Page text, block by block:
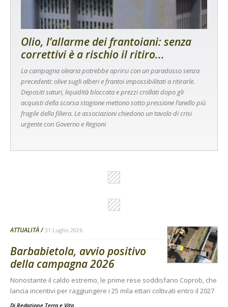
Olio, l’allarme dei frantoiani: senza
correttivi è a rischio il ritiro...
La campagna olearia potrebbe aprirsi con un paradosso senza
precedenti: olive sugli alberi e frantoi impossibilitati a ritirarle.
Depositi saturi, liquidità bloccata e prezzi crollati dopo gli
acquisti della scorsa stagione mettono sotto pressione l’anello più
fragile della filiera. Le associazioni chiedono un tavolo di crisi
urgente con Governo e Regioni
ATTUALITÀ 31 Luglio 2026
Barbabietola, avvio positivo
della campagna 2026
Nonostante il caldo estremo, le prime rese soddisfano Coprob, che
lancia incentivi per raggiungere i 25 mila ettari coltivati entro il 2027
Di Redazione Terra e Vita